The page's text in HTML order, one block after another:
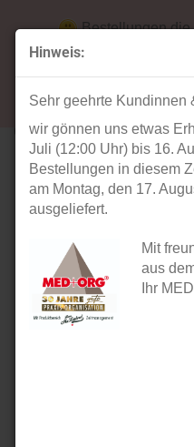
Hinweis:
Sehr geehrte Kundinnen
wir gönnen uns etwas
Juli (12:00 Uhr) bis 16.
Bestellungen in diesem
am Montag, den 17.
ausgeliefert.
Mit
aus dem
Ihr
Bestellungen die
Betriebsferien (31. Juli
Artikel in dieser Kategorie
ORGA PoS-Halterung Basic